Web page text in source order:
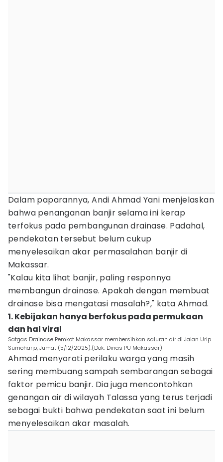
Dalam paparannya, Andi Ahmad Yani menjelaskan
bahwa penanganan banjir selama ini kerap
terfokus pada pembangunan drainase. Padahal,
pendekatan tersebut belum cukup
menyelesaikan akar permasalahan banjir di
Makassar.
"Kalau kita lihat banjir, paling responnya
membangun drainase. Apakah dengan membuat
drainase bisa mengatasi masalah?," kata Ahmad.
1. Kebijakan hanya berfokus pada permukaan
dan hal viral
Satgas Drainase Pemkot Makassar membersihkan saluran air di Jalan Urip
Sumoharjo, Jumat (5/12/2025).(Dok. Dinas PU Makassar)
Ahmad menyoroti perilaku warga yang masih
sering membuang sampah sembarangan sebagai
faktor pemicu banjir. Dia juga mencontohkan
genangan air di wilayah Talassa yang terus terjadi
sebagai bukti bahwa pendekatan saat ini belum
menyelesaikan akar masalah.